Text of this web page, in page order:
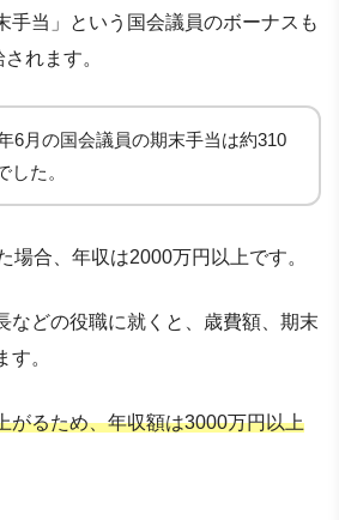
手当」という国会議員のボーナスも
れます。
6月の国会議員の期末手当は約310
した。
場合、年収は2000万円以上です。
などの役職に就くと、歳費額、期末
。
がるため、年収額は3000万円以上